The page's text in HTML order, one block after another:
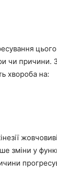
чи причини.
хвороба на:
зміни у